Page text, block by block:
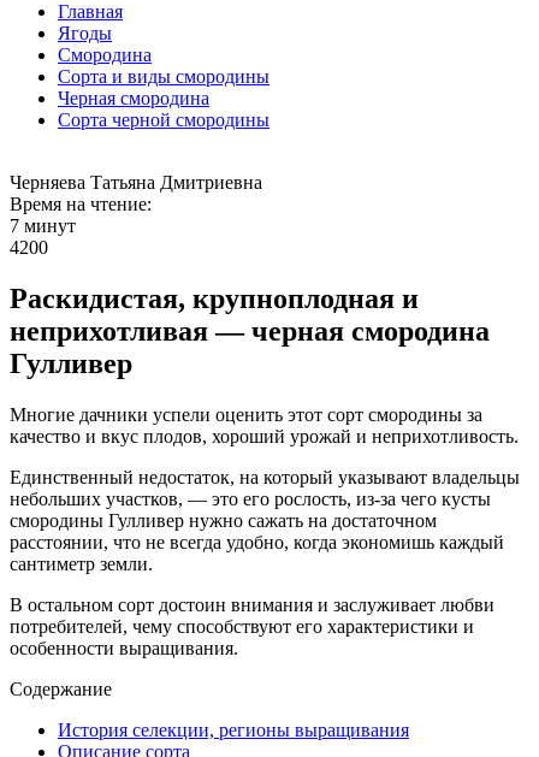
Главная
Ягоды
Смородина
Сорта и виды смородины
Черная смородина
Сорта черной смородины
Черняева Татьяна Дмитриевна
Время на чтение:
7 минут
4200
Раскидистая, крупноплодная и
неприхотливая — черная смородина
Гулливер
Многие дачники успели оценить этот сорт смородины за
качество и вкус плодов, хороший урожай и неприхотливость.
Единственный недостаток, на который указывают владельцы
небольших участков, — это его рослость, из-за чего кусты
смородины Гулливер нужно сажать на достаточном
расстоянии, что не всегда удобно, когда экономишь каждый
сантиметр земли.
В остальном сорт достоин внимания и заслуживает любви
потребителей, чему способствуют его характеристики и
особенности выращивания.
Содержание
История селекции, регионы выращивания
Описание сорта